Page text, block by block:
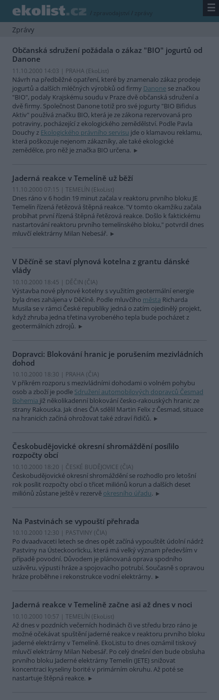
/ zpravodajství / zprávy ☰
Zprávy
Občanská sdružení požádala o zákaz "BIO" jogurtů od
Danone
11.10.2000 14:03 | PRAHA (EkoList)
Návrh na předběžné opatření, které by znamenalo zákaz prodeje
jogurtů a dalších mléčných výrobků od firmy Danone se značkou
"BIO", podaly Krajskému soudu v Praze dvě občanská sdružení a
dvě firmy. Společnost Danone totiž pro své jogurty "BIO Bifidus
Aktiv" používá značku BIO, která je ze zákona rezervovaná pro
potraviny, pocházející z ekologického zemědělství. Podle Pavla
Douchy z Ekologického právního servisu jde o klamavou reklamu,
která poškozuje nejenom zákazníky, ale také ekologické
zemědělce, pro něž je značka BIO určena.
Jaderná reakce v Temelíně už běží
11.10.2000 07:15 | TEMELÍN (EkoList)
Dnes ráno v 6 hodin 19 minut začala v reaktoru prvního bloku JE
Temelín řízená řetězová štěpná reakce. "V tomto okamžiku začala
probíhat první řízená štěpná řetězová reakce. Došlo k faktickému
nastartování reaktoru prvního temelínského bloku," potvrdil dnes
mluvčí elektrárny Milan Nebesář.
V Děčíně se staví plynová kotelna z grantu dánské
vlády
10.10.2000 18:45 | DĚČIN (ČIA)
Výstavba nové plynové kotelny s využitím geotermální energie
byla dnes zahájena v Děčíně. Podle mluvčího města Richarda
Musila se v rámci České republiky jedná o zatím ojedinělý projekt,
když zhruba jedna třetina vyrobeného tepla bude pocházet z
geotermálních zdrojů.
Dopravci: Blokování hranic je porušením mezivládních
dohod
10.10.2000 18:30 | PRAHA (ČIA)
V příkrém rozporu s mezivládními dohodami o volném pohybu
osob a zboží je podle Sdružení automobilových dopravců Česmad
Bohemia již několikadenní blokování česko-rakouských hranic ze
strany Rakouska. Jak dnes ČIA sdělil Martin Felix z Česmad, situace
na hranicích začíná ohrožovat také zdraví řidičů.
Českobudějovické okresní shromáždění posílilo
rozpočty obcí
10.10.2000 18:20 | ČESKÉ BUDĚJOVICE (ČIA)
Českobudějovické okresní shromáždění se rozhodlo pro letošní
rok posílit rozpočty obcí o třicet miliónů korun a dalších deset
miliónů zůstane ještě v rezervě okresního úřadu.
Na Pastvinách se vypouští přehrada
10.10.2000 12:30 | PASTVINY (ČIA)
Po dvaadvaceti letech se dnes opět začíná vypouštět údolní nádrž
Pastviny na Ústeckoorlicku, která má velký význam především v
případě povodní. Důvodem je plánovaná oprava spodního
uzávěru, výpusti hráze a spojovacího potrubí. Současně s opravou
hráze proběhne i rekonstrukce vodní elektrárny.
Jaderná reakce v Temelíně začne asi až dnes v noci
10.10.2000 10:57 | TEMELÍN (EkoList)
Až dnes v pozdních večerních hodinách či ve středu brzo ráno je
možné očekávat spuštění jaderné reakce v reaktoru prvního bloku
jaderné elektrárny v Temelíně. EkoListu to dnes oznámil tiskový
mluvčí elektrárny Milan Nebesář. Po celý dnešní den bude obsluha
prvního bloku Jaderné elektrárny Temelín (JETE) snižovat
koncentraci kyseliny borité v primárním okruhu. Až poté se
nastartuje štěpná reakce.